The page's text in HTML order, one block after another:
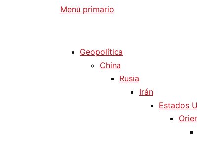
Menú primario
Geopolítica
China
Rusia
Irán
Estados